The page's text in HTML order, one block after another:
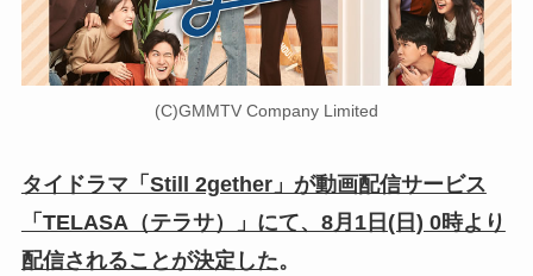
(C)GMMTV Company Limited
タイドラマ「Still 2gether」が動画配信サービス
「TELASA（テラサ）」にて、8月1日(日) 0時より
配信されることが決定した。